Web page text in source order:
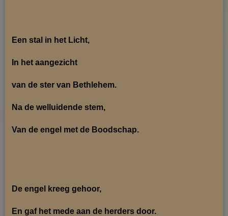
Een stal in het Licht,
In het aangezicht
van de ster van Bethlehem.
Na de welluidende stem,
Van de engel met de Boodschap.
De engel kreeg gehoor,
En gaf het mede aan de herders door.